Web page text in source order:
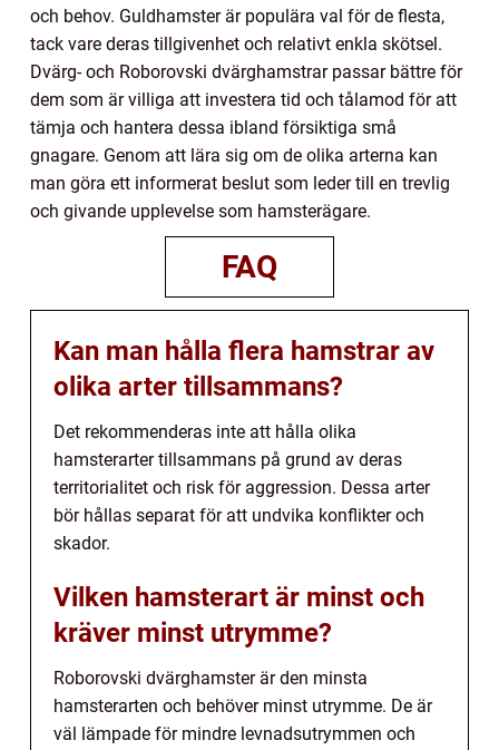
och behov. Guldhamster är populära val för de flesta,
tack vare deras tillgivenhet och relativt enkla skötsel.
Dvärg- och Roborovski dvärghamstrar passar bättre för
dem som är villiga att investera tid och tålamod för att
tämja och hantera dessa ibland försiktiga små
gnagare. Genom att lära sig om de olika arterna kan
man göra ett informerat beslut som leder till en trevlig
och givande upplevelse som hamsterägare.
FAQ
Kan man hålla flera hamstrar av
olika arter tillsammans?
Det rekommenderas inte att hålla olika
hamsterarter tillsammans på grund av deras
territorialitet och risk för aggression. Dessa arter
bör hållas separat för att undvika konflikter och
skador.
Vilken hamsterart är minst och
kräver minst utrymme?
Roborovski dvärghamster är den minsta
hamsterarten och behöver minst utrymme. De är
väl lämpade för mindre levnadsutrymmen och